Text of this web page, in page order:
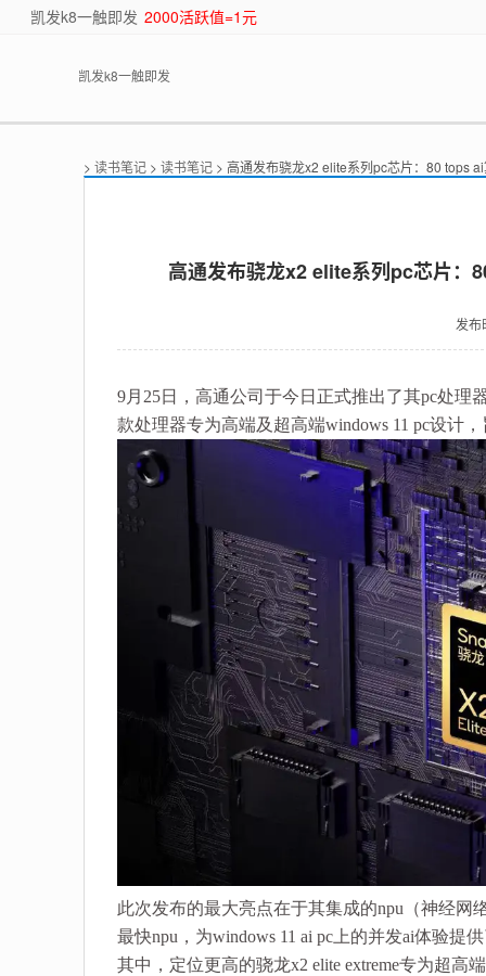
凯发k8一触即发 2000活跃值=1元
凯发k8一触即发
> 读书笔记 > 读书笔记 > 高通发布骁龙x2 elite系列pc芯片：80 tops
高通发布骁龙x2 elite系列pc芯片：
发布
9月25日，高通公司于今日正式推出了其pc处理
款处理器专为高端及超高端windows 11 pc设计
此次发布的最大亮点在于其集成的npu（神经网
最快npu，为windows 11 ai pc上的并发ai体验提
其中，定位更高的骁龙x2 elite extreme专为超